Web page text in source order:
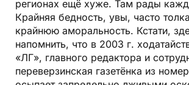
регионах ещё хуже. Там рады
Крайняя бедность, увы, часто
крайнюю аморальность. Кстати,
напомнить, что в 2003 г.
«ЛГ», главного редактора и
переверзинская газетёнка из